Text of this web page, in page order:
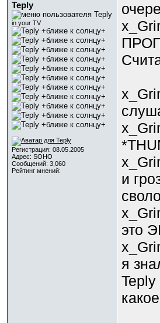
Teply
in your TV
Регистрация: 08.05.2005
Адрес: SOHO
Сообщений: 3,060
Рейтинг мнений:
и
это
я